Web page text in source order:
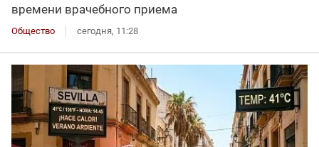
времени врачебного приема
Общество сегодня, 11:28